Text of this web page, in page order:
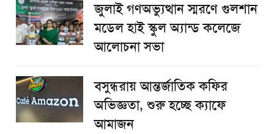
জুলাই গণঅভ্যুত্থান স্মরণে গুলশান
মডেল হাই স্কুল অ্যান্ড কলেজে
আলোচনা সভা
বসুন্ধরায় আন্তর্জাতিক কফির
অভিজ্ঞতা, শুরু হচ্ছে ক্যাফে
আমাজন